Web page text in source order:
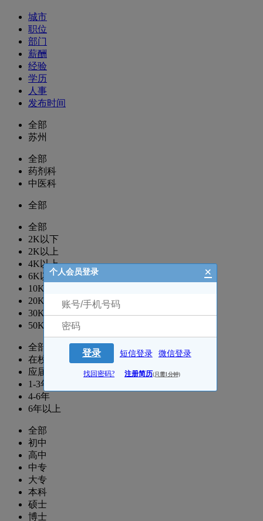
城市
职位
部门
薪酬
经验
学历
人事
发布时间
全部
苏州
全部
药剂科
中医科
全部
全部
2K以下
2K以上
4K以上
6K以上
10K以上
20K以上
30K以上
50K以上
全部
在校生
应届生
1-3年
4-6年
6年以上
全部
初中
高中
中专
大专
本科
硕士
博士
个人会员登录 ×
登录 短信登录 微信登录
找回密码? 注册简历(只需1分钟)